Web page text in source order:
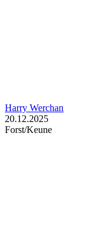
Harry Werchan
20.12.2025
Forst/Keune